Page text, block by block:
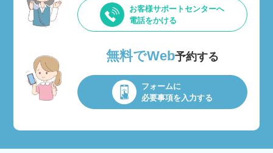
お客様サポートセンターへ
電話をかける
無料でWeb予約する
フォームに
必要事項を入力する